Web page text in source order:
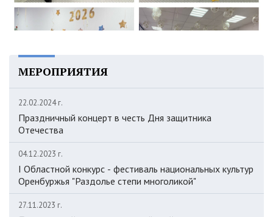
МЕРОПРИЯТИЯ
22.02.2024 г.
Праздничный концерт в честь Дня защитника
Отечества
04.12.2023 г.
I Областной конкурс - фестиваль национальных культур
Оренбуржья "Раздолье степи многоликой"
27.11.2023 г.